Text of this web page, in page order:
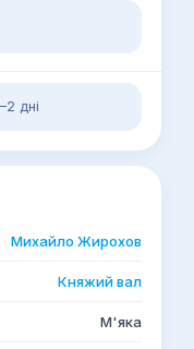
дні
Михайло Жирохов
Княжий вал
М'яка